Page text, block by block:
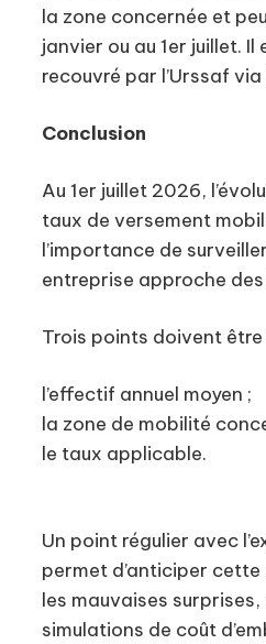
la zone concernée et
janvier ou au 1er juillet.
recouvré par l’Urssaf via
Conclusion
Au 1er juillet 2026,
taux de versement
l’importance de
entreprise approche des
Trois points doivent
l’effectif annuel moyen ;
la zone de mobilité
le taux applicable.
Un point régulier avec
permet d’anticiper
les mauvaises surprises,
simulations de coût